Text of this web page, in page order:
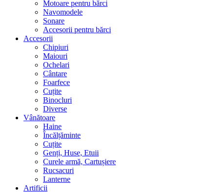
Motoare pentru bărci
Navomodele
Sonare
Accesorii pentru bărci
Accesorii
Chipiuri
Maiouri
Ochelari
Cântare
Foarfece
Cuțite
Binocluri
Diverse
Vânătoare
Haine
Încălțăminte
Cuțite
Genți, Huse, Etuii
Curele armă, Cartușiere
Rucsacuri
Lanterne
Artificii